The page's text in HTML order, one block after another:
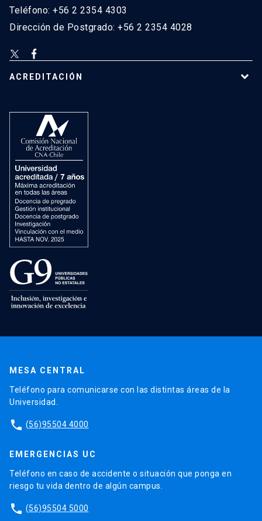
Teléfono: +56 2 2354 4303
Dirección de Postgrado: +56 2 2354 4028
ACREDITACIÓN
MESA CENTRAL
Teléfono para comunicarse con las distintas áreas de la
Universidad.
phone (56)95504 4000
EMERGENCIAS UC
Teléfono en caso de accidente o situación que ponga en
riesgo tu vida dentro de algún campus.
phone (56)95504 5000